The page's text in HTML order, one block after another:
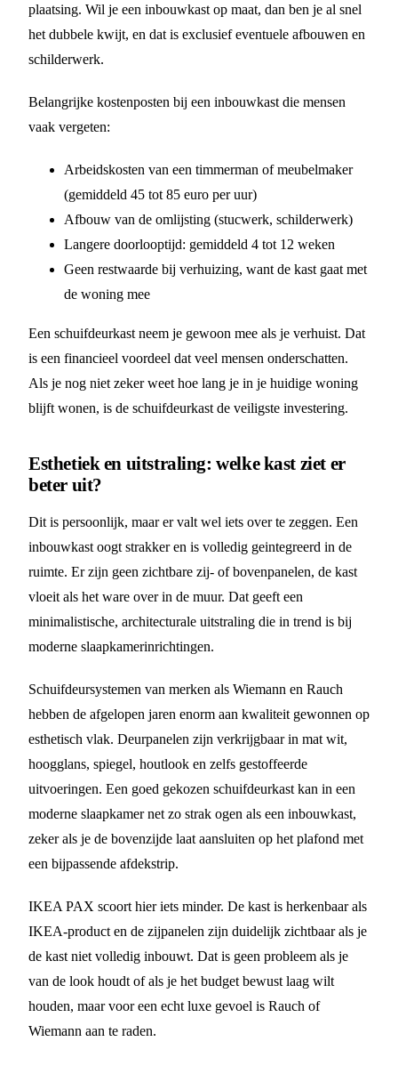
plaatsing. Wil je een inbouwkast op maat, dan ben je al snel
het dubbele kwijt, en dat is exclusief eventuele afbouwen en
schilderwerk.
Belangrijke kostenposten bij een inbouwkast die mensen
vaak vergeten:
Arbeidskosten van een timmerman of meubelmaker
(gemiddeld 45 tot 85 euro per uur)
Afbouw van de omlijsting (stucwerk, schilderwerk)
Langere doorlooptijd: gemiddeld 4 tot 12 weken
Geen restwaarde bij verhuizing, want de kast gaat met
de woning mee
Een schuifdeurkast neem je gewoon mee als je verhuist. Dat
is een financieel voordeel dat veel mensen onderschatten.
Als je nog niet zeker weet hoe lang je in je huidige woning
blijft wonen, is de schuifdeurkast de veiligste investering.
Esthetiek en uitstraling: welke kast ziet er
beter uit?
Dit is persoonlijk, maar er valt wel iets over te zeggen. Een
inbouwkast oogt strakker en is volledig geintegreerd in de
ruimte. Er zijn geen zichtbare zij- of bovenpanelen, de kast
vloeit als het ware over in de muur. Dat geeft een
minimalistische, architecturale uitstraling die in trend is bij
moderne slaapkamerinrichtingen.
Schuifdeursystemen van merken als Wiemann en Rauch
hebben de afgelopen jaren enorm aan kwaliteit gewonnen op
esthetisch vlak. Deurpanelen zijn verkrijgbaar in mat wit,
hoogglans, spiegel, houtlook en zelfs gestoffeerde
uitvoeringen. Een goed gekozen schuifdeurkast kan in een
moderne slaapkamer net zo strak ogen als een inbouwkast,
zeker als je de bovenzijde laat aansluiten op het plafond met
een bijpassende afdekstrip.
IKEA PAX scoort hier iets minder. De kast is herkenbaar als
IKEA-product en de zijpanelen zijn duidelijk zichtbaar als je
de kast niet volledig inbouwt. Dat is geen probleem als je
van de look houdt of als je het budget bewust laag wilt
houden, maar voor een echt luxe gevoel is Rauch of
Wiemann aan te raden.